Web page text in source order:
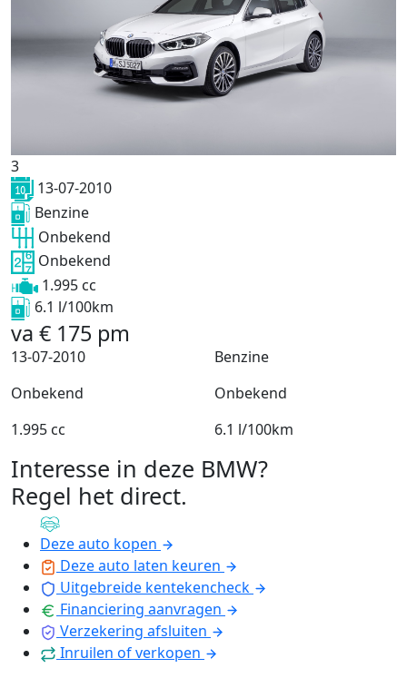
3
13-07-2010
Benzine
Onbekend
Onbekend
1.995 cc
6.1 l/100km
va € 175 pm
13-07-2010
Benzine
Onbekend
Onbekend
1.995 cc
6.1 l/100km
Interesse in deze BMW?
Regel het direct.
Deze auto kopen
Deze auto laten keuren
Uitgebreide kentekencheck
Financiering aanvragen
Verzekering afsluiten
Inruilen of verkopen